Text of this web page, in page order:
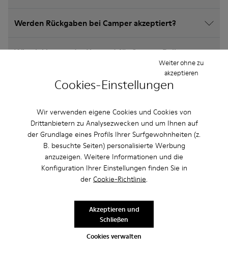
Cookies-Einstellungen
Wir verwenden eigene Cookies und Cookies von
Drittanbietern zu Analysezwecken und um Ihnen auf
der Grundlage eines Profils Ihrer Surfgewohnheiten (z.
B. besuchte Seiten) personalisierte Werbung
anzuzeigen. Weitere Informationen und die
Konfiguration Ihrer Einstellungen finden Sie in
der Cookie-Richtlinie.
Cookies verwalten
Weiter ohne zu
akzeptieren
Akzeptieren und
Schließen
Werden Rückgaben bei Camper akzeptiert?
Wie viel kostet der Versand für Camper Poligono
Andere Kategorien
Lederfreie-Schuhe
Mokassins
Lässige Schuhe Sneaker